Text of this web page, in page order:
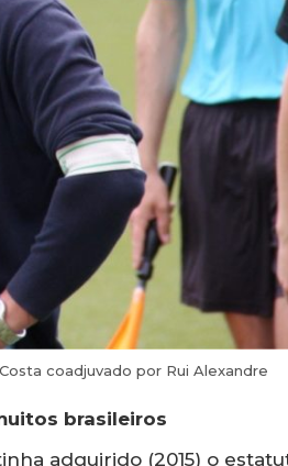
coadjuvado por Rui Alexandre
brasileiros
adquirido (2015) o